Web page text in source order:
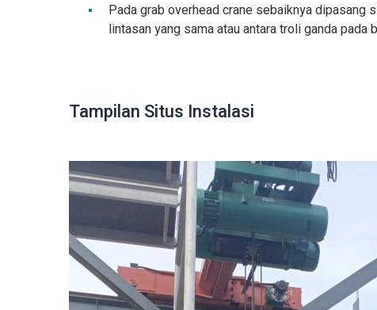
Pada grab overhead crane sebaiknya dipasang
lintasan yang sama atau antara troli ganda pada
Tampilan Situs Instalasi